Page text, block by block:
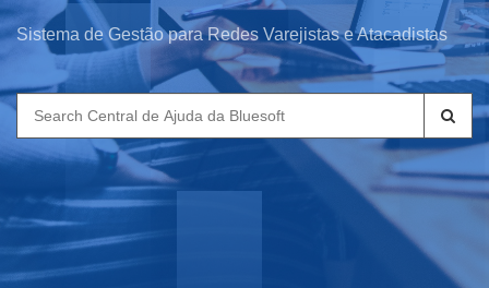
Sistema de Gestão para Redes Varejistas e Atacadistas
Search
for: